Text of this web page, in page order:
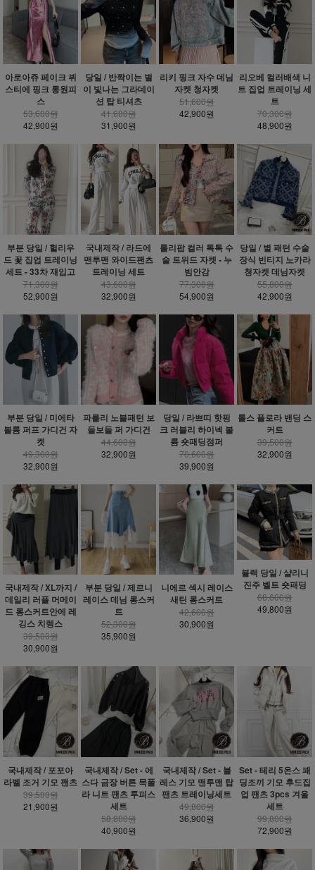
아로아쥬 페이크 뷔
스티에 핑크 롱원피
스
53,600원
42,900원
당일 / 반짝이는 별
이 빛나는 그라데이
션 탑 티셔츠
41,600원
31,900원
리키 핑크 자수 데님
자켓 청자켓
51,600원
42,900원
리오베 컬러배색 니
트 집업 트레이닝 세
트
70,300원
48,900원
부분 당일 / 헐리우
드 꽃 집업 트레이닝
세트 - 33차 재입고
71,300원
52,900원
국내제작 / 라드에
맨투맨 와이드팬츠
트레이닝 세트
43,600원
32,900원
롤리팝 컬러 톡톡 수
술 트위드 자켓 - 누
빔안감
77,300원
54,900원
당일 / 별 패턴 수술
장식 빈티지 노카라
청자켓 데님자켓
55,800원
42,900원
부분 당일 / 미에타
볼륨 퍼프 가디건 자
켓
49,300원
32,900원
파를리 노블패턴 보
들보들 퍼 가디건
44,600원
32,900원
당일 / 라쁘띠 핫핑
크 러블리 하이넥 볼
륨 숏패딩점퍼
70,600원
39,900원
롤스 플로라 밴딩 스
커트
39,500원
32,900원
국내제작 / XL까지 /
데일리 러플 머메이
드 롱스커트안에 레
깅스 치렝스
39,500원
30,900원
부분 당일 / 제르니
레이스 데님 롱스커
트
52,300원
35,900원
니에르 섹시 레이스
새틴 롱스커트
42,600원
30,900원
블랙 당일 / 샬리니
진주 벨트 숏패딩
68,600원
49,800원
국내제작 / 포포아
라벨 조거 기모 팬츠
39,500원
21,900원
국내제작 / Set - 에
스다 금장 버튼 목폴
라 니트 팬츠 투피스
세트
58,800원
40,900원
국내제작 / Set - 블
레스 기모 맨투맨 탑
팬츠 트레이닝세트
49,800원
36,900원
Set - 테리 5온스 패
딩조끼 기모 후드집
업 팬츠 3pcs 겨울
세트
99,800원
72,900원